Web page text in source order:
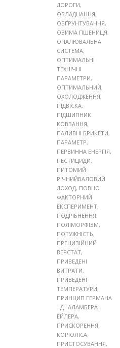
ДОРОГИ,
ОБЛАДНАННЯ,
ОБҐРУНТУВАННЯ,
ОЗИМА ПШЕНИЦЯ,
ОПАЛЮВАЛЬНА
СИСТЕМА,
ОПТИМАЛЬНІ
ТЕХНІЧНІ
ПАРАМЕТРИ,
ОПТИМАЛЬНИЙ,
ОХОЛОДЖЕННЯ,
ПІДВІСКА,
ПІДШИПНИК
КОВЗАННЯ,
ПАЛИВНІ БРИКЕТИ,
ПАРАМЕТР,
ПЕРВИННА ЕНЕРГІЯ,
ПЕСТИЦИДИ,
ПИТОМИЙ
РІЧНИЙВАЛОВИЙ
ДОХОД, ПОВНО
ФАКТОРНИЙ
ЕКСПЕРИМЕНТ,
ПОДРІБНЕННЯ,
ПОЛІМОРФІЗМ,
ПОТУЖНІСТЬ,
ПРЕЦИЗІЙНИЙ
ВЕРСТАТ,
ПРИВЕДЕНІ
ВИТРАТИ,
ПРИВЕДЕНІ
ТЕМПЕРАТУРИ,
ПРИНЦИП ГЕРМАНА
- Д ' АЛАМБЕРА -
ЕЙЛЕРА,
ПРИСКОРЕННЯ
КОРІОЛІСА,
ПРИСТОСУВАННЯ,